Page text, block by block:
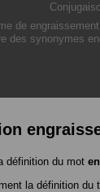
de
des synonymes
définition du mot
la définition du